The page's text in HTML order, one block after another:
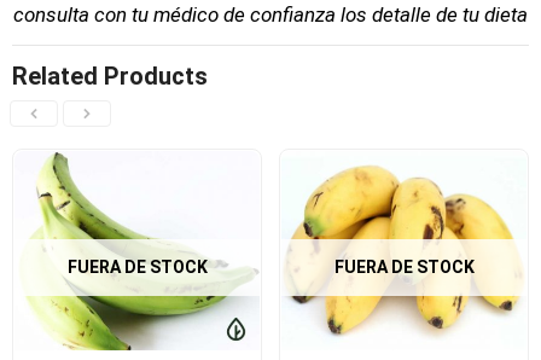
consulta con tu médico de confianza los detalle de tu dieta
Related Products
FUERA DE STOCK FUERA DE STOCK